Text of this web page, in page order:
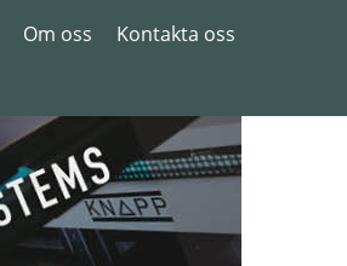
Om oss
Kontakta oss